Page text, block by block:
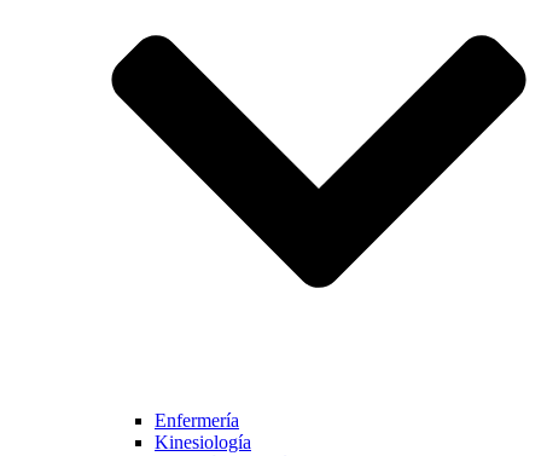
Enfermería
Kinesiología